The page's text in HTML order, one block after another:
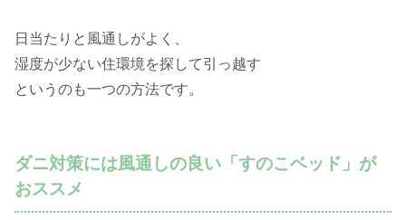
日当たりと風通しがよく、
湿度が少ない住環境を探して引っ越す
というのも一つの方法です。
ダニ対策には風通しの良い「すのこベッド」が
おススメ